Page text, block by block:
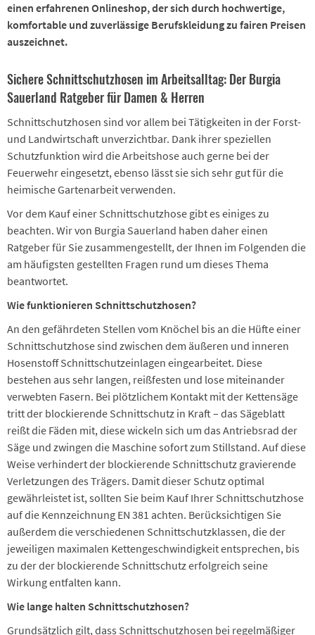
einen erfahrenen Onlineshop, der sich durch hochwertige,
komfortable und zuverlässige Berufskleidung zu fairen Preisen
auszeichnet.
Sichere Schnittschutzhosen im Arbeitsalltag: Der Burgia
Sauerland Ratgeber für Damen & Herren
Schnittschutzhosen sind vor allem bei Tätigkeiten in der Forst-
und Landwirtschaft unverzichtbar. Dank ihrer speziellen
Schutzfunktion wird die Arbeitshose auch gerne bei der
Feuerwehr eingesetzt, ebenso lässt sie sich sehr gut für die
heimische Gartenarbeit verwenden.
Vor dem Kauf einer Schnittschutzhose gibt es einiges zu
beachten. Wir von Burgia Sauerland haben daher einen
Ratgeber für Sie zusammengestellt, der Ihnen im Folgenden die
am häufigsten gestellten Fragen rund um dieses Thema
beantwortet.
Wie funktionieren Schnittschutzhosen?
An den gefährdeten Stellen vom Knöchel bis an die Hüfte einer
Schnittschutzhose sind zwischen dem äußeren und inneren
Hosenstoff Schnittschutzeinlagen eingearbeitet. Diese
bestehen aus sehr langen, reißfesten und lose miteinander
verwebten Fasern. Bei plötzlichem Kontakt mit der Kettensäge
tritt der blockierende Schnittschutz in Kraft – das Sägeblatt
reißt die Fäden mit, diese wickeln sich um das Antriebsrad der
Säge und zwingen die Maschine sofort zum Stillstand. Auf diese
Weise verhindert der blockierende Schnittschutz gravierende
Verletzungen des Trägers. Damit dieser Schutz optimal
gewährleistet ist, sollten Sie beim Kauf Ihrer Schnittschutzhose
auf die Kennzeichnung EN 381 achten. Berücksichtigen Sie
außerdem die verschiedenen Schnittschutzklassen, die der
jeweiligen maximalen Kettengeschwindigkeit entsprechen, bis
zu der der blockierende Schnittschutz erfolgreich seine
Wirkung entfalten kann.
Wie lange halten Schnittschutzhosen?
Grundsätzlich gilt, dass Schnittschutzhosen bei regelmäßiger